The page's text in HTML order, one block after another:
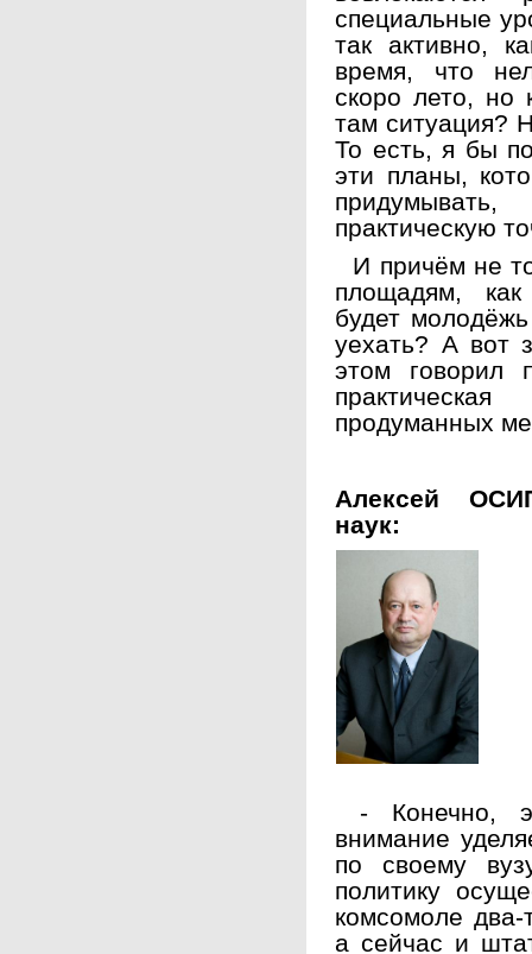
специальные
так активно,
время, что
скоро лето, но
там ситуация?
То есть, я бы
эти планы,
практическую
И причём не
площадям,
будет
уехать? А вот
этом говорил
продуманных
Алексей
наук:
- Конечно,
внимание
по своему
политику
комсомоле два-
а сейчас и